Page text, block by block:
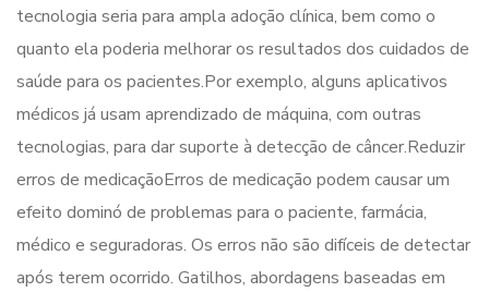
tecnologia seria para ampla adoção clínica, bem como o
quanto ela poderia melhorar os resultados dos cuidados de
saúde para os pacientes.Por exemplo, alguns aplicativos
médicos já usam aprendizado de máquina, com outras
tecnologias, para dar suporte à detecção de câncer.Reduzir
erros de medicaçãoErros de medicação podem causar um
efeito dominó de problemas para o paciente, farmácia,
médico e seguradoras. Os erros não são difíceis de detectar
após terem ocorrido. Gatilhos, abordagens baseadas em